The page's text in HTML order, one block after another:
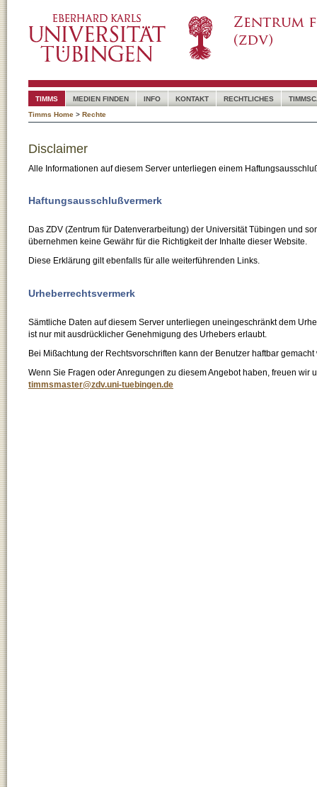
TIMMS MEDIEN FINDEN INFO KONTAKT RECHTLICHES
Timms Home > Rechte
Disclaimer
Alle Informationen auf diesem Server unterliegen einem
Haftungsausschlußvermerk
Das ZDV (Zentrum für Datenverarbeitung) der Universität Tübingen und
übernehmen keine Gewähr für die Richtigkeit der Inhalte dieser Website.
Diese Erklärung gilt ebenfalls für alle weiterführenden Links.
Urheberrechtsvermerk
Sämtliche Daten auf diesem Server unterliegen uneingeschränkt dem
ist nur mit ausdrücklicher Genehmigung des Urhebers erlaubt.
Bei Mißachtung der Rechtsvorschriften kann der Benutzer haftbar gemacht
Wenn Sie Fragen oder Anregungen zu diesem Angebot haben, freuen wir
timmsmaster@zdv.uni-tuebingen.de